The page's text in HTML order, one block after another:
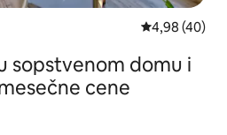
Prosečna
4,98 (40)
sopstvenom domu i
cene